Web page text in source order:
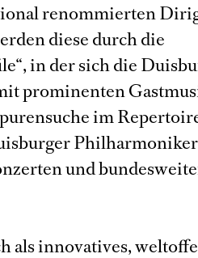
renommierten
diese durch die
in der sich die
prominenten
im
und
als innovatives,